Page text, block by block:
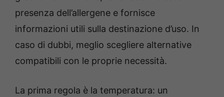
presenza dell’allergene e fornisce
informazioni utili sulla destinazione d’uso. In
caso di dubbi, meglio scegliere alternative
compatibili con le proprie necessità.
La prima regola è la temperatura: un